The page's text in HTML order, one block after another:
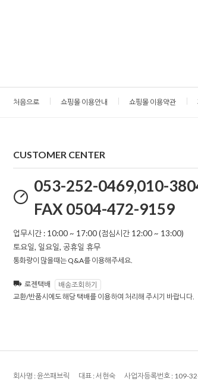
처음으로 쇼핑몰 이용안내 쇼핑몰 이용약관
CUSTOMER CENTER
053-252-0469,010-
FAX 0504-472-9159
업무시간 : 10:00 ~ 17:00 (점심시간 12:00 ~ 13:00)
토요일, 일요일, 공휴일 휴무
통화량이 많을때는 Q&A를 이용해주세요.
로젠택배
배송조회하기
교환/반품시에도 해당 택배를 이용하여 처리해 주시기 바랍니다.
회사명 : 윤쓰패브릭 대표 : 서현숙 사업자등록번호 : 109-